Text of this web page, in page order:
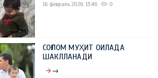
16 февраль 2026, 13:46 0
СОҒЛОМ МУҲИТ ОИЛАДА
ШАКЛЛАНАДИ
→